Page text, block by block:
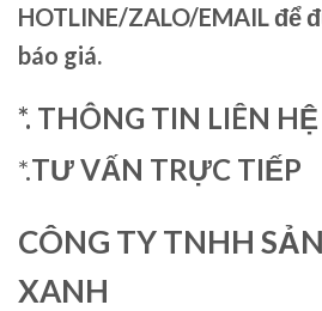
HOTLINE/ZALO/EMAIL để
báo giá.
*. THÔNG TIN LIÊN HỆ
*.TƯ VẤN TRỰC TIẾP
CÔNG TY TNHH
XANH